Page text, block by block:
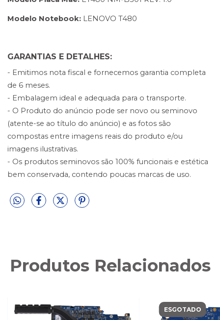
Modelo Notebook: LENOVO T480
GARANTIAS E DETALHES:
- Emitimos nota fiscal e fornecemos garantia completa
de 6 meses.
- Embalagem ideal e adequada para o transporte.
- O Produto do anúncio pode ser novo ou seminovo
(atente-se ao título do anúncio) e as fotos são
compostas entre imagens reais do produto e/ou
imagens ilustrativas.
- Os produtos seminovos são 100% funcionais e estética
bem conservada, contendo poucas marcas de uso.
Produtos Relacionados
ESGOTADO